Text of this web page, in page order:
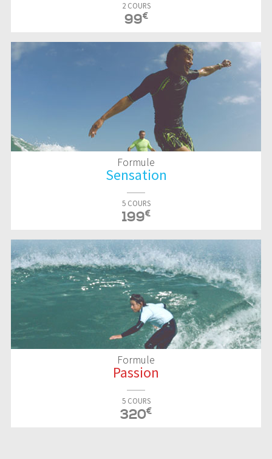
2 COURS
99€
Formule
Sensation
5 COURS
199€
Formule
Passion
5 COURS
320€